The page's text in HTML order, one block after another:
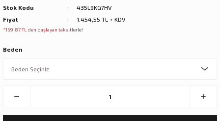
Stok Kodu
435L9KG7HV
Fiyat
1.454,55 TL + KDV
*159,87 TL den başlayan taksitlerle!
Beden